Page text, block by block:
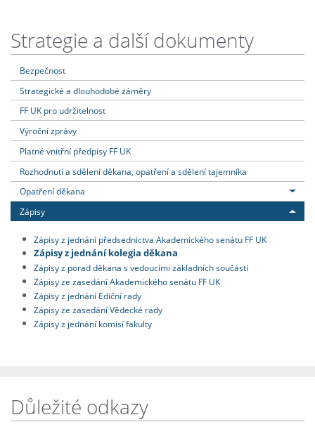
Strategie a další dokumenty
Bezpečnost
Strategické a dlouhodobé záměry
FF UK pro udržitelnost
Výroční zprávy
Platné vnitřní předpisy FF UK
Rozhodnutí a sdělení děkana, opatření a sdělení tajemníka
Opatření děkana
Zápisy
Zápisy z jednání předsednictva Akademického senátu FF UK
Zápisy z jednání kolegia děkana
Zápisy z porad děkana s vedoucími základních součástí
Zápisy ze zasedání Akademického senátu FF UK
Zápisy z jednání Ediční rady
Zápisy ze zasedání Vědecké rady
Zápisy z jednání komisí fakulty
Důležité odkazy